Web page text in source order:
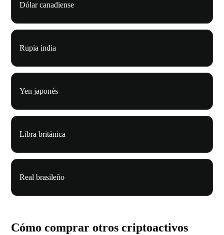
Dólar canadiense
Rupia india
Yen japonés
Libra británica
Real brasileño
Cómo comprar otros criptoactivos